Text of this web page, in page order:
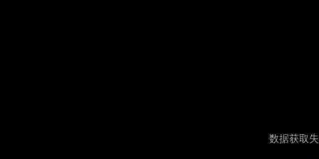
数据获取